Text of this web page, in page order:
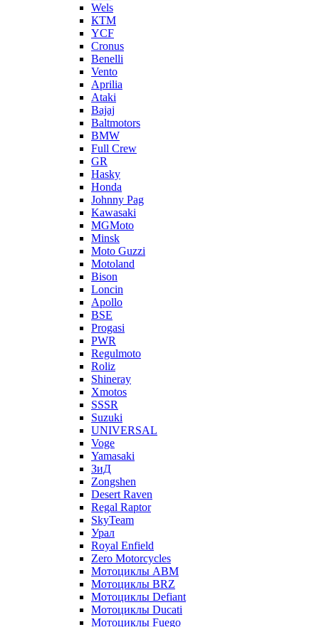
Wels
КТМ
YCF
Cronus
Benelli
Vento
Aprilia
Ataki
Bajaj
Baltmotors
BMW
Full Crew
GR
Hasky
Honda
Johnny Pag
Kawasaki
MGMoto
Minsk
Moto Guzzi
Motoland
Bison
Loncin
Apollo
BSE
Progasi
PWR
Regulmoto
Roliz
Shineray
Xmotos
SSSR
Suzuki
UNIVERSAL
Voge
Yamasaki
ЗиД
Zongshen
Desert Raven
Regal Raptor
SkyTeam
Урал
Royal Enfield
Zero Motorcycles
Мотоциклы ABM
Мотоциклы BRZ
Мотоциклы Defiant
Мотоциклы Ducati
Мотоциклы Fuego